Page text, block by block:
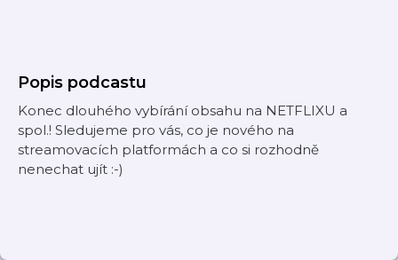
Popis podcastu
Konec dlouhého vybírání obsahu na NETFLIXU a
spol.! Sledujeme pro vás, co je nového na
streamovacích platformách a co si rozhodně
nenechat ujít :-)